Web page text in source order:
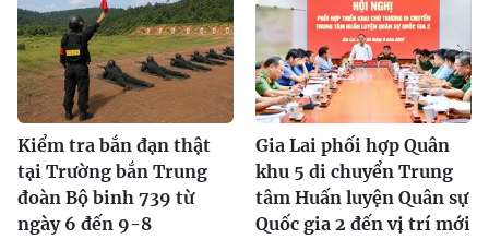
Kiểm tra bắn đạn thật
tại Trường bắn Trung
đoàn Bộ binh 739 từ
ngày 6 đến 9-8
Gia Lai phối hợp Quân
khu 5 di chuyển Trung
tâm Huấn luyện Quân sự
Quốc gia 2 đến vị trí mới